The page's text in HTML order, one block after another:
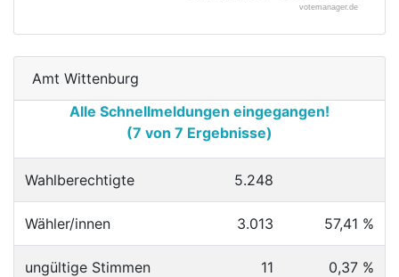
votemanager.de
Amt Wittenburg
Alle Schnellmeldungen eingegangen!
(7 von 7 Ergebnisse)
Wahlberechtigte 5.248
Wähler/innen 3.013 57,41 %
ungültige Stimmen 11 0,37 %